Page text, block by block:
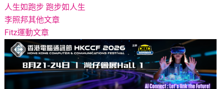
人生如跑步 跑步如人生
李照邦其他文章
Fitz運動文章